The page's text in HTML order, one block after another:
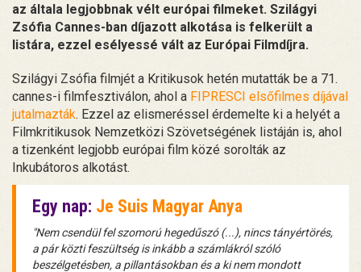
az általa legjobbnak vélt európai filmeket. Szilágyi
Zsófia Cannes-ban díjazott alkotása is felkerült a
listára, ezzel esélyessé vált az Európai Filmdíjra.
Szilágyi Zsófia filmjét a Kritikusok hetén mutatták be a 71.
cannes-i filmfesztiválon, ahol a FIPRESCI elsőfilmes díjával
jutalmazták. Ezzel az elismeréssel érdemelte ki a helyét a
Filmkritikusok Nemzetközi Szövetségének listáján is, ahol
a tizenként legjobb európai film közé sorolták az
Inkubátoros alkotást.
Egy nap: Je Suis Magyar Anya
"Nem csendül fel szomorú hegedűszó (...), nincs tányértörés,
a pár közti feszültség is inkább a számlákról szóló
beszélgetésben, a pillantásokban és a ki nem mondott